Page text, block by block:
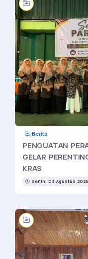
Berita
PENGUATAN
GELAR
KRAS
Senin, 03 Agustus 2026